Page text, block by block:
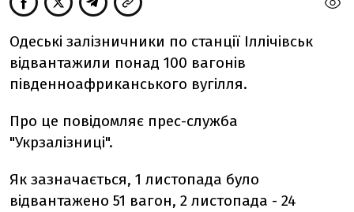
Одеські залізничники по станції Іллічівськ
відвантажили понад 100 вагонів
південноафриканського вугілля.
Про це повідомляє прес-служба
"Укрзалізниці".
Як зазначається, 1 листопада було
відвантажено 51 вагон, 2 листопада - 24